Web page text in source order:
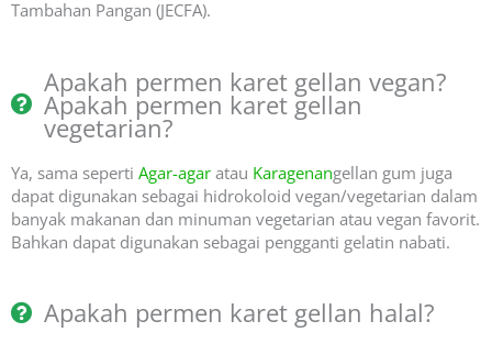
Tambahan Pangan (JECFA).
Apakah permen karet gellan vegan?
Apakah permen karet gellan
vegetarian?
Ya, sama seperti Agar-agar atau Karagenangellan gum juga
dapat digunakan sebagai hidrokoloid vegan/vegetarian dalam
banyak makanan dan minuman vegetarian atau vegan favorit.
Bahkan dapat digunakan sebagai pengganti gelatin nabati.
Apakah permen karet gellan halal?